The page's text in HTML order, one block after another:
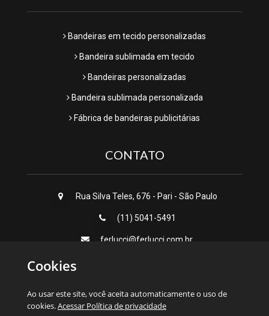
Bandeiras em tecido personalizadas
Bandeira sublimada em tecido
Bandeiras personalizadas
Bandeira sublimada personalizada
Fábrica de bandeiras publicitárias
CONTATO
Rua Silva Teles, 676 - Pari - São Paulo
(11) 5041-5491
ferlucci@ferlucci.com.br
© 2026 Sprovieri Uniformes
Cookies
Ao usar este site, você aceita automaticamente o uso de
cookies.Acessar Política de privacidade